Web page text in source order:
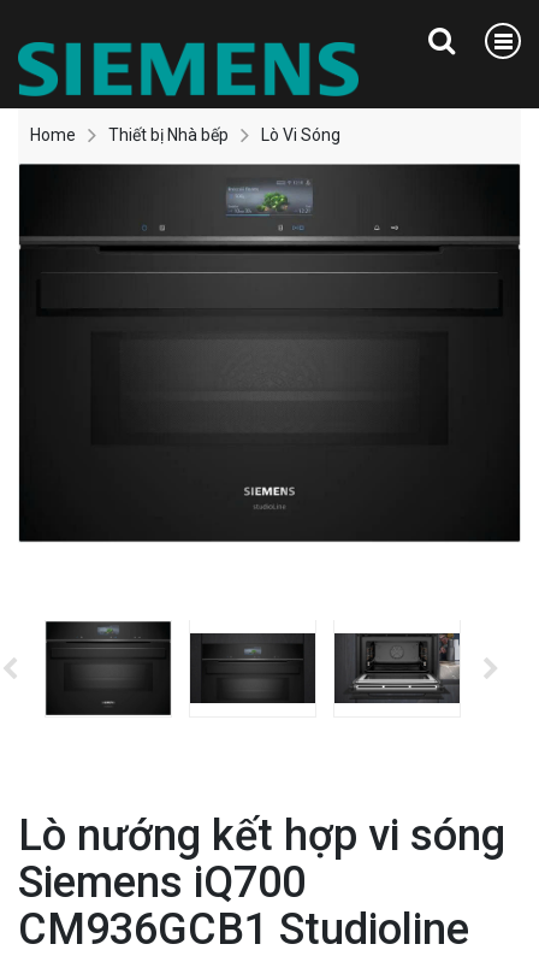
Home Thiết bị Nhà bếp Lò Vi Sóng
Lò nướng kết hợp vi sóng
Siemens iQ700
CM936GCB1 Studioline